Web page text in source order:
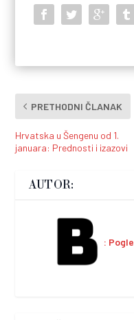
PRETHODNI ČLANAK
Hrvatska u Šengenu od 1.
januara: Prednosti i izazovi
AUTOR: